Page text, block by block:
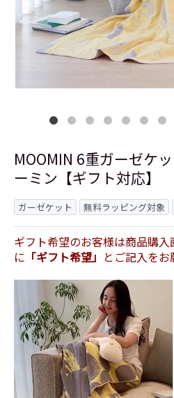
MOOMIN 6重ガーゼケ
ーミン【ギフト対応】
ガーゼケット 無料ラッピング対象
ギフト希望のお客様は商品購
に 「ギフト希望」 とご記入をお